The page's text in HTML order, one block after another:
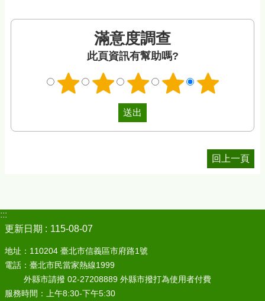
滿意度調查
此頁資訊有幫助嗎?
回上一頁
:::
更新日期
115-08-07
地址：110204 臺北市信義區市府路1號
電話：臺北市民當家熱線1999
外縣市請撥 02-27208889 外縣市撥打為使用者付費
服務時間：上午8:30-下午5:30